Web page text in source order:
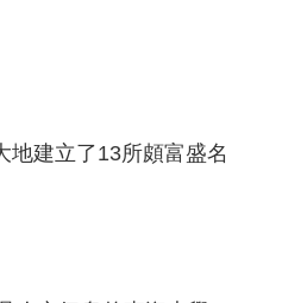
建立了13所頗富盛名